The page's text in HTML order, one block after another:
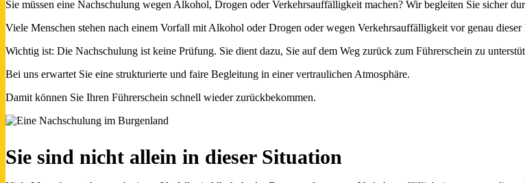
Sie müssen eine Nachschulung wegen Alkohol, Drogen oder Verkehrsauffälligkeit machen? Wir begleiten Sie sicher
Viele Menschen stehen nach einem Vorfall mit Alkohol oder Drogen oder wegen Verkehrsauffälligkeit vor genau
Wichtig ist: Die Nachschulung ist keine Prüfung. Sie dient dazu, Sie auf dem Weg zurück zum Führerschein zu
Bei uns erwartet Sie eine strukturierte und faire Begleitung in einer vertraulichen Atmosphäre.
Damit können Sie Ihren Führerschein schnell wieder zurückbekommen.
Sie sind nicht allein in dieser Situation